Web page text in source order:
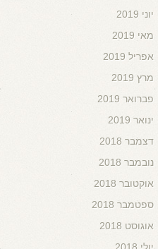
יוני 2019
מאי 2019
אפריל 2019
מרץ 2019
פברואר 2019
ינואר 2019
דצמבר 2018
נובמבר 2018
אוקטובר 2018
ספטמבר 2018
אוגוסט 2018